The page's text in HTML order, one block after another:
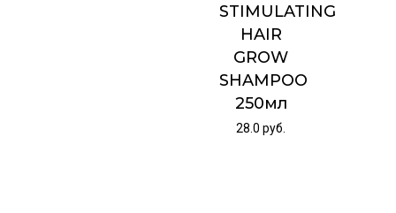
STIMULATING
HAIR
GROW
SHAMPOO
250мл
28.0руб.